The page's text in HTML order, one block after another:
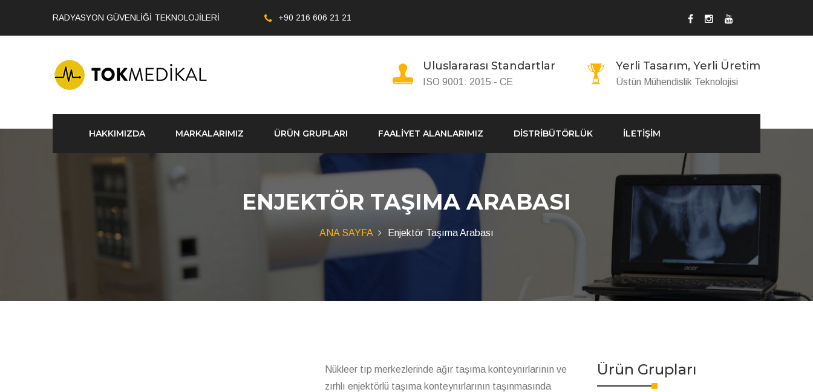
RADYASYON GÜVENLİĞİ TEKNOLOJİLERİ +90 216 606 21 21
Uluslararası Standartlar
ISO 9001: 2015 - CE
Yerli Tasarım, Yerli Üretim
Üstün Mühendislik Teknolojisi
HAKKIMIZDA MARKALARIMIZ ÜRÜN GRUPLARI FAALİYET ALANLARIMIZ DİSTRİBÜTÖRLÜK İLETİŞİM
ENJEKTÖR TAŞIMA ARABASI
ANA SAYFA Enjektör Taşıma Arabası
Nükleer tıp merkezlerinde ağır taşıma konteynırlarının ve
zırhlı enjektörlü taşıma konteynırlarının taşınmasında
Ürün Grupları